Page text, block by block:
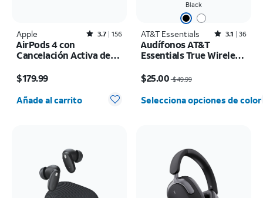
Apple Rated3.7out of 5 stars with156reviews
3.7 156
AirPods 4 con
Cancelación Activa de
$179.99
Cantidad seleccionada: 0
Añade al carrito
Black
AT&T Essentials Rated3.1out of 5 stars with36reviews
3.1 36
Audífonos AT&T
Essentials True Wireless
$25.00$49.99
Selecciona opciones de color